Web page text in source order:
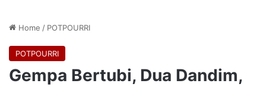
Home / POTPOURRI
POTPOURRI
Gempa Bertubi, Dua Dandim,